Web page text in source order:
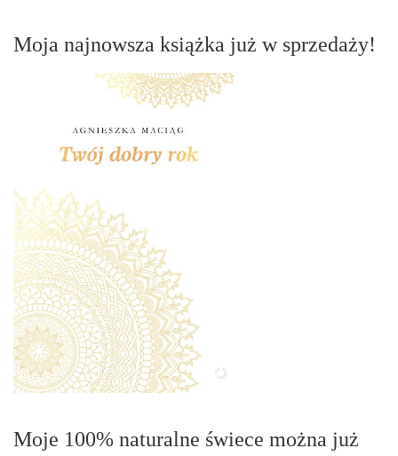
Moja najnowsza książka już w sprzedaży!
Moje 100% naturalne świece można już